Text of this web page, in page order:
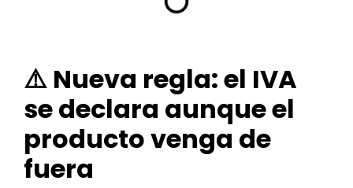
⚠️ Nueva regla: el IVA
se declara aunque el
producto venga de
fuera